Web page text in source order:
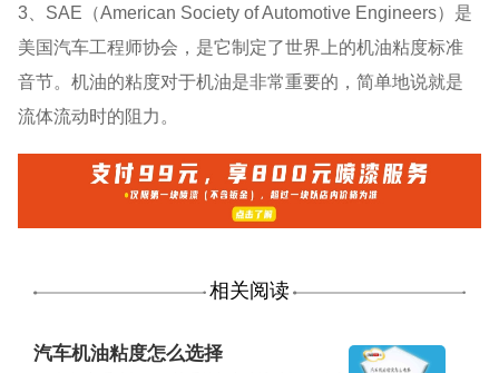
3、SAE（American Society of Automotive Engineers）是
美国汽车工程师协会，是它制定了世界上的机油粘度标准
音节。机油的粘度对于机油是非常重要的，简单地说就是
流体流动时的阻力。
相关阅读
汽车机油粘度怎么选择